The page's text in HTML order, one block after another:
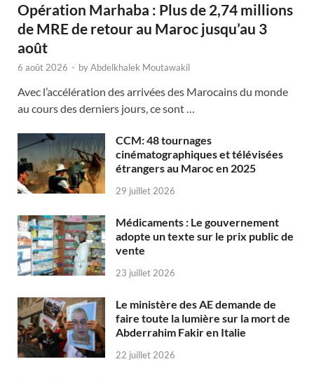
Opération Marhaba : Plus de 2,74 millions
de MRE de retour au Maroc jusqu’au 3
août
6 août 2026 - byAbdelkhalek Moutawakil
Avec l’accélération des arrivées des Marocains du monde
au cours des derniers jours, ce sont …
CCM: 48 tournages
cinématographiques et télévisées
étrangers au Maroc en 2025
29 juillet 2026
Médicaments : Le gouvernement
adopte un texte sur le prix public de
vente
23 juillet 2026
Le ministère des AE demande de
faire toute la lumière sur la mort de
Abderrahim Fakir en Italie
22 juillet 2026